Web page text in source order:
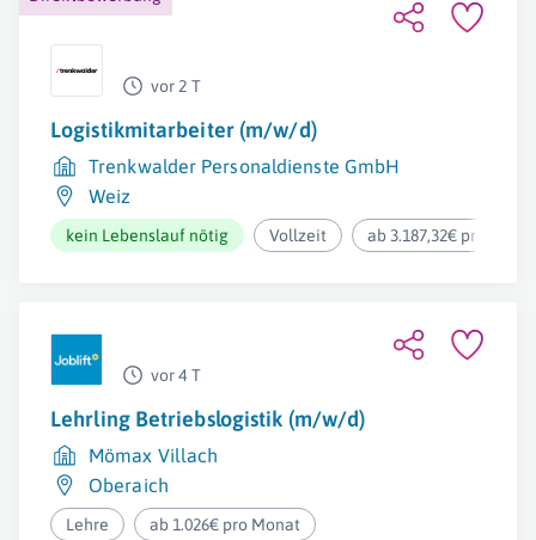
vor 2 T
Logistikmitarbeiter (m/w/d)
Trenkwalder Personaldienste GmbH
Weiz
kein Lebenslauf nötig Vollzeit ab 3.187,32€ pro
vor 4 T
Lehrling Betriebslogistik (m/w/d)
Mömax Villach
Oberaich
Lehre ab 1.026€ pro Monat